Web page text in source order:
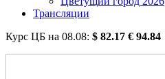
Трансляции
Курс ЦБ на 08.08: $ 82.17 € 94.84